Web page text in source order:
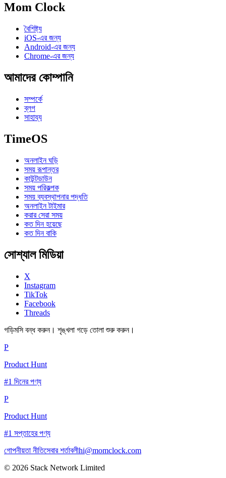
Mom Clock
বৈশিষ্ট্য
iOS-এর জন্য
Android-এর জন্য
Chrome-এর জন্য
আমাদের কোম্পানি
সম্পর্কে
ব্লগ
সাহায্য
TimeOS
অনলাইন ঘড়ি
সময় রূপান্তর
কাউন্টডাউন
সময় পরিকল্পক
সময় ব্যবস্থাপনার পদ্ধতি
অনলাইন টাইমার
করার সেরা সময়
কত দিন হয়েছে
কত দিন বাকি
সোশ্যাল মিডিয়া
X
Instagram
TikTok
Facebook
Threads
গড়িমসি বন্ধ করুন। শৃঙ্খলা গড়ে তোলা শুরু করুন।
P
Product Hunt
#1 দিনের পণ্য
P
Product Hunt
#1 সপ্তাহের পণ্য
গোপনীয়তা নীতিসেবার শর্তাবলীhi@momclock.com
© 2026 Stack Network Limited